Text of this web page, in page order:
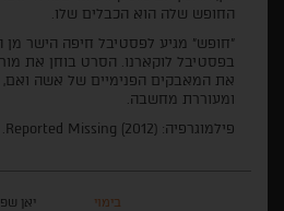
החופש שלה הוא הכבלים שלו.
"חופש" מגיע לפסטיבל חיפה הישר מן
בפסטיבל לוקארנו. הסרט בוחן את
את המאבקים הפנימיים של אשה ואם,
ומעוררת מחשבה.
פילמוגרפיה: (Reported Missing (2012.
בימוי יאן